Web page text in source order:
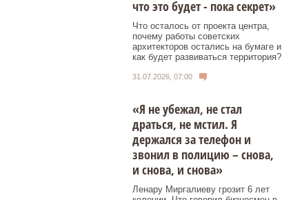
что это будет - пока секрет»
Что осталось от проекта центра,
почему работы советских
архитекторов остались на бумаге и
как будет развиваться территория?
31.07.2026, 07:00
«Я не убежал, не стал
драться, не мстил. Я
держался за телефон и
звонил в полицию – снова,
и снова, и снова»
Ленару Миргалиеву грозит 6 лет